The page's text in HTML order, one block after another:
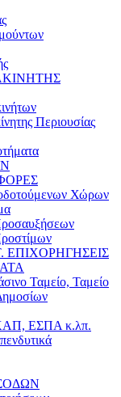
Περιουσίας
Χώρων
ΕΠΙΧΟΡΗΓΗΣΕΙΣ
Ταμείο, Ταμείο
ΚΑΠ, ΕΣΠΑ κ.λπ.